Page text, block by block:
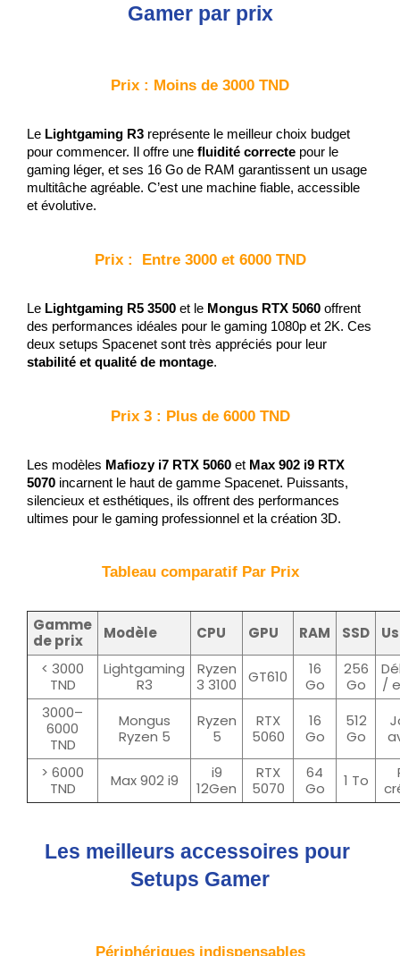
Gamer par prix
Prix : Moins de 3000 TND
Le Lightgaming R3 représente le meilleur choix budget
pour commencer. Il offre une fluidité correcte pour le
gaming léger, et ses 16 Go de RAM garantissent un usage
multitâche agréable. C’est une machine fiable, accessible
et évolutive.
Prix :  Entre 3000 et 6000 TND
Le Lightgaming R5 3500 et le Mongus RTX 5060 offrent
des performances idéales pour le gaming 1080p et 2K. Ces
stabilité et qualité de montage.
Prix 3 : Plus de 6000 TND
Les modèles Mafiozy i7 RTX 5060 et Max 902 i9 RTX
5070 incarnent le haut de gamme Spacenet. Puissants,
silencieux et esthétiques, ils offrent des performances
ultimes pour le gaming professionnel et la création 3D.
Tableau comparatif Par Prix
Gamme
de prix
Modèle CPU GPU RAM SSD
< 3000
TND
Lightgaming
R3
Ryzen
3 3100
GT610
16
Go
256
Go
/
3000–
6000
TND
Mongus
Ryzen 5
Ryzen
5
RTX
5060
16
Go
512
Go
> 6000
TND
Max 902 i9
i9
12Gen
RTX
5070
64
Go
1 To
Les meilleurs accessoires pour
Setups Gamer
Périphériques indispensables